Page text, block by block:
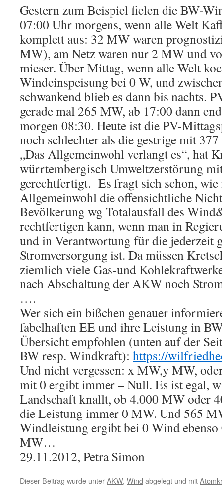
Gestern zum Beispiel fielen die BW-
07:00 Uhr morgens, wenn alle Welt
komplett aus: 32 MW waren
MW), am Netz waren nur 2 MW und
mieser. Über Mittag, wenn alle Welt
Windeinspeisung bei 0 W, und
schwankend blieb es dann bis nachts.
gerade mal 265 MW, ab 17:00 dann
morgen 08:30. Heute ist die PV-
noch schlechter als die gestrige mit
„Das Allgemeinwohl verlangt es“, hat
würrtembergisch Umweltzerstörung
gerechtfertigt. Es fragt sich schon, wie
Allgemeinwohl die offensichtliche
Bevölkerung wg Totalausfall des
rechtfertigen kann, wenn man in
und in Verantwortung für die jederzeit
Stromversorgung ist. Da müssen
ziemlich viele Gas-und
nach Abschaltung der AKW noch
….
Wer sich ein bißchen genauer
fabelhaften EE und ihre Leistung in
Übersicht empfohlen (unten auf der
BW resp. Windkraft): https://
Und nicht vergessen: x MW,y MW,
mit 0 ergibt immer – Null. Es ist egal,
Landschaft knallt, ob 4.000 MW oder
die Leistung immer 0 MW. Und 565
Windleistung ergibt bei 0 Wind
MW…
29.11.2012, Petra Simon
Dieser Beitrag wurde unterAKW, Wind abgelegt und mit